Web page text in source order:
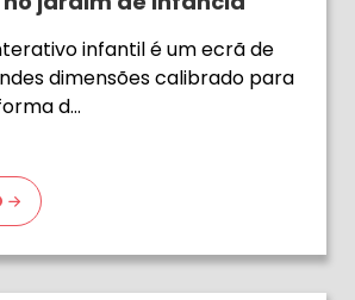
infantil é um ecrã de
dimensões calibrado para
d…